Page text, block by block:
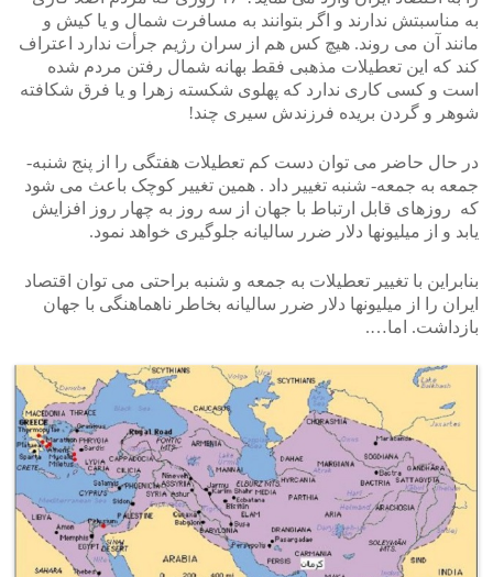
به مناسبتش ندارند و اگر بتوانند به مسافرت شمال و یا کیش و
مانند آن می روند. هیچ کس هم از سران رژیم جرأت ندارد اعتراف
کند که این تعطیلات مذهبی فقط بهانه شمال رفتن مردم شده
است و کسی کاری ندارد که پهلوی شکسته زهرا و یا فرق شکافته
شوهر و گردن بریده فرزندش سیری چند!
در حال حاضر می توان دست کم تعطیلات هفتگی را از پنج شنبه-
جمعه به جمعه- شنبه تغییر داد . همین تغییر کوچک باعث می شود
که روزهای قابل ارتباط با جهان از سه روز به چهار روز افزایش
یابد و از میلیونها دلار ضرر سالیانه جلوگیری خواهد نمود.
بنابراین با تغییر تعطیلات به جمعه و شنبه براحتی می توان اقتصاد
ایران را از میلیونها دلار ضرر سالیانه بخاطر ناهماهنگی با جهان
بازداشت. اما….